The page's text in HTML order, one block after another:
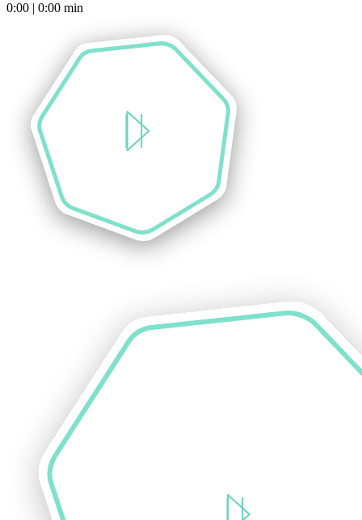
0:00 | 0:00 min